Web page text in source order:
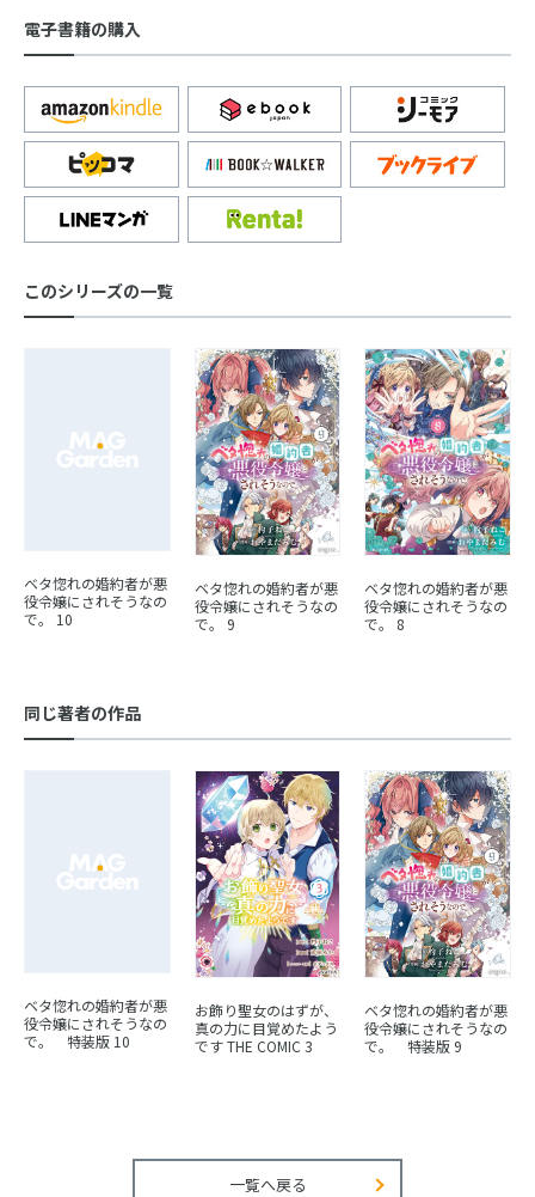
電子書籍の購入
このシリーズの一覧
ベタ惚れの婚約者が悪
役令嬢にされそうなの
で。 10
ベタ惚れの婚約者が悪
役令嬢にされそうなの
で。 9
ベタ惚れの婚約者が悪
役令嬢にされそうなの
で。 8
同じ著者の作品
ベタ惚れの婚約者が悪
役令嬢にされそうなの
で。 特装版 10
お飾り聖女のはずが、
真の力に目覚めたよう
です THE COMIC 3
ベタ惚れの婚約者が悪
役令嬢にされそうなの
で。 特装版 9
一覧へ戻る